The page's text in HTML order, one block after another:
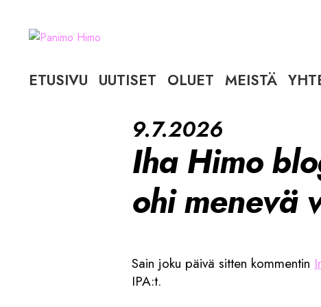
Siirry
Siirry
ETUSIVU UUTISET OLUET MEISTÄ
9.7.2026
Iha Himo
ohi menevä
Sain joku päivä sitten kommentin
IPA:t.